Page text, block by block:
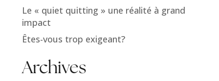
Le « quiet quitting » une réalité à grand
impact
Êtes-vous trop exigeant?
Archives